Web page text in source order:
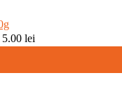
5.00 lei